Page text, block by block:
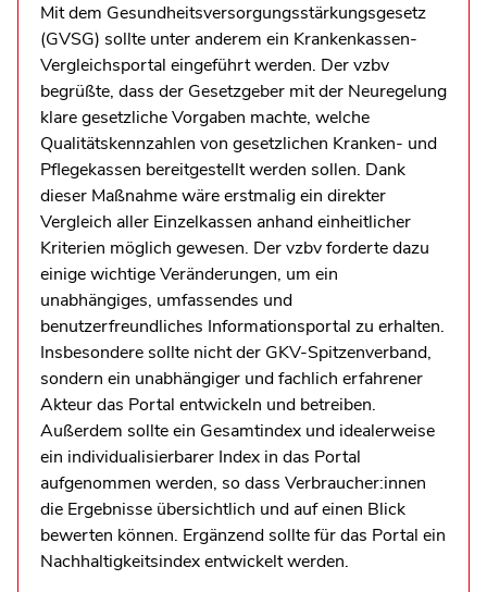
Mit dem Gesundheitsversorgungsstärkungsgesetz
(GVSG) sollte unter anderem ein Krankenkassen-
Vergleichsportal eingeführt werden. Der vzbv
begrüßte, dass der Gesetzgeber mit der Neuregelung
klare gesetzliche Vorgaben machte, welche
Qualitätskennzahlen von gesetzlichen Kranken- und
Pflegekassen bereitgestellt werden sollen. Dank
dieser Maßnahme wäre erstmalig ein direkter
Vergleich aller Einzelkassen anhand einheitlicher
Kriterien möglich gewesen. Der vzbv forderte dazu
einige wichtige Veränderungen, um ein
unabhängiges, umfassendes und
benutzerfreundliches Informationsportal zu erhalten.
Insbesondere sollte nicht der GKV-Spitzenverband,
sondern ein unabhängiger und fachlich erfahrener
Akteur das Portal entwickeln und betreiben.
Außerdem sollte ein Gesamtindex und idealerweise
ein individualisierbarer Index in das Portal
aufgenommen werden, so dass Verbraucher:innen
die Ergebnisse übersichtlich und auf einen Blick
bewerten können. Ergänzend sollte für das Portal ein
Nachhaltigkeitsindex entwickelt werden.